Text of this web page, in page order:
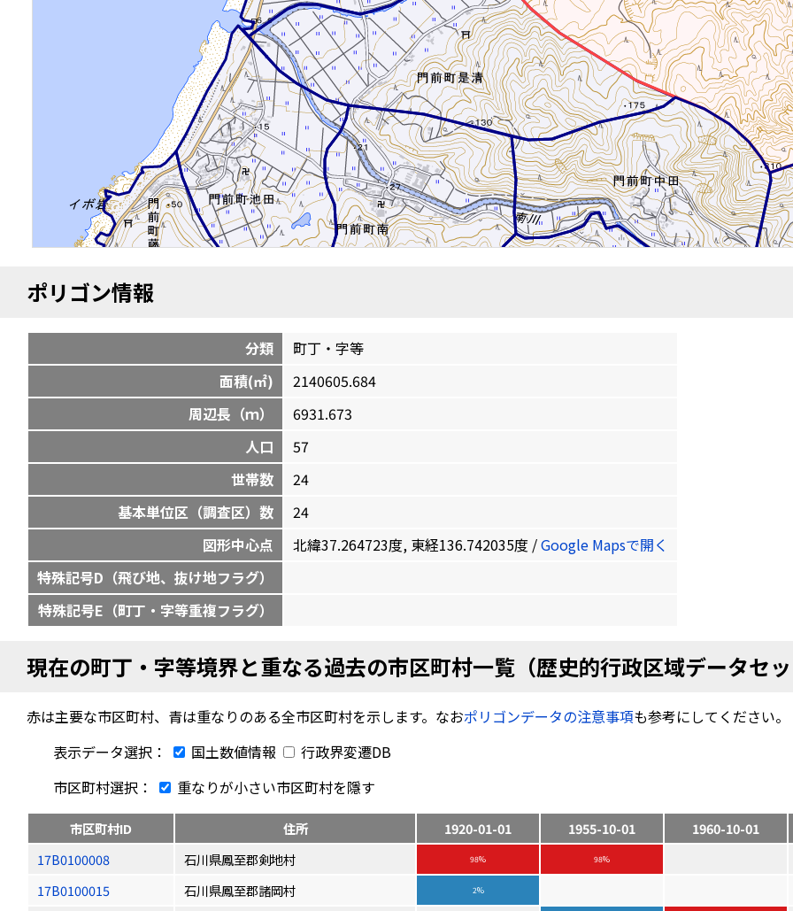
ポリゴン情報
分類
町丁・字等
面積(㎡)
2140605.684
周辺長（ｍ）
6931.673
人口
57
世帯数
24
基本単位区（調査区）数
24
図形中心点
北緯37.264723度, 東経136.742035度 /Google Mapsで開く
特殊記号D（飛び地、抜け地フラグ）
特殊記号E（町丁・字等重複フラグ）
現在の町丁・字等境界と重なる過去の市区町村一覧（歴史的行政区域データセ
赤は主要な市区町村、青は重なりのある全市区町村を示します。なおポリゴンデータの注意事項も参考にしてください。
表示データ選択：
国土数値情報
行政界変遷DB
市区町村選択：
重なりが小さい市区町村を隱す
市区町村ID 住所 1920-01-01 1955-10-01
1960-10-01
17B0100008
石川県鳳至郡剣地村 98% 98%
17B0100015 石川県鳳至郡諸岡村 2%